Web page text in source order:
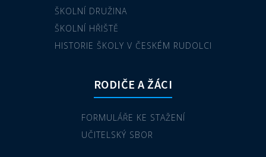
ŠKOLNÍ DRUŽINA
ŠKOLNÍ HŘIŠTĚ
HISTORIE ŠKOLY V ČESKÉM RUDOLCI
RODIČE A ŽÁCI
FORMULÁŘE KE STAŽENÍ
UČITELSKÝ SBOR